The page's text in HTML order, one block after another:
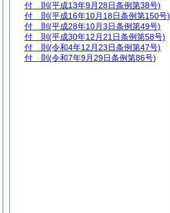
付 則 (平成13年9月28日条例第38号)
付 則 (平成16年10月18日条例第150号)
付 則 (平成28年10月3日条例第49号)
付 則 (平成30年12月21日条例第58号)
付 則 (令和4年12月23日条例第47号)
付 則 (令和7年9月29日条例第86号)